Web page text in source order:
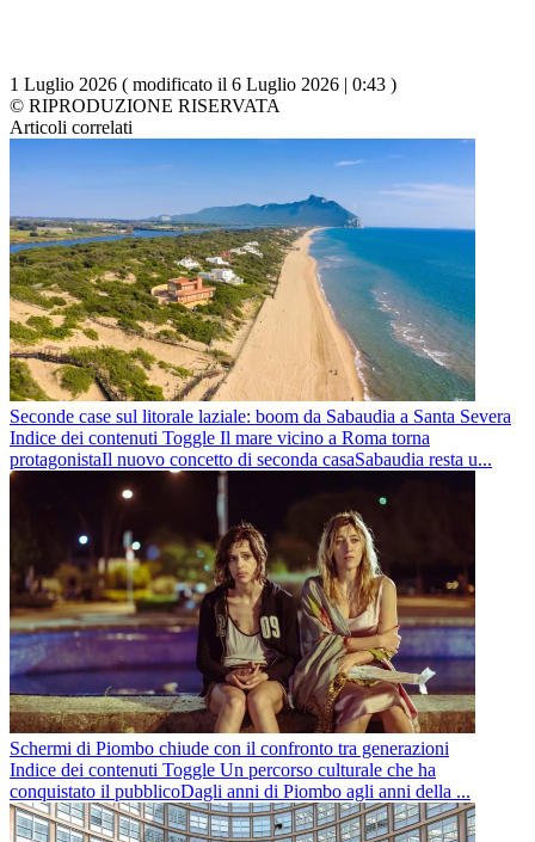
1 Luglio 2026 ( modificato il 6 Luglio 2026 | 0:43 )
© RIPRODUZIONE RISERVATA
Articoli correlati
Seconde case sul litorale laziale: boom da Sabaudia a Santa Severa
Indice dei contenuti Toggle Il mare vicino a Roma torna
protagonistaIl nuovo concetto di seconda casaSabaudia resta u...
Schermi di Piombo chiude con il confronto tra generazioni
Indice dei contenuti Toggle Un percorso culturale che ha
conquistato il pubblicoDagli anni di Piombo agli anni della ...